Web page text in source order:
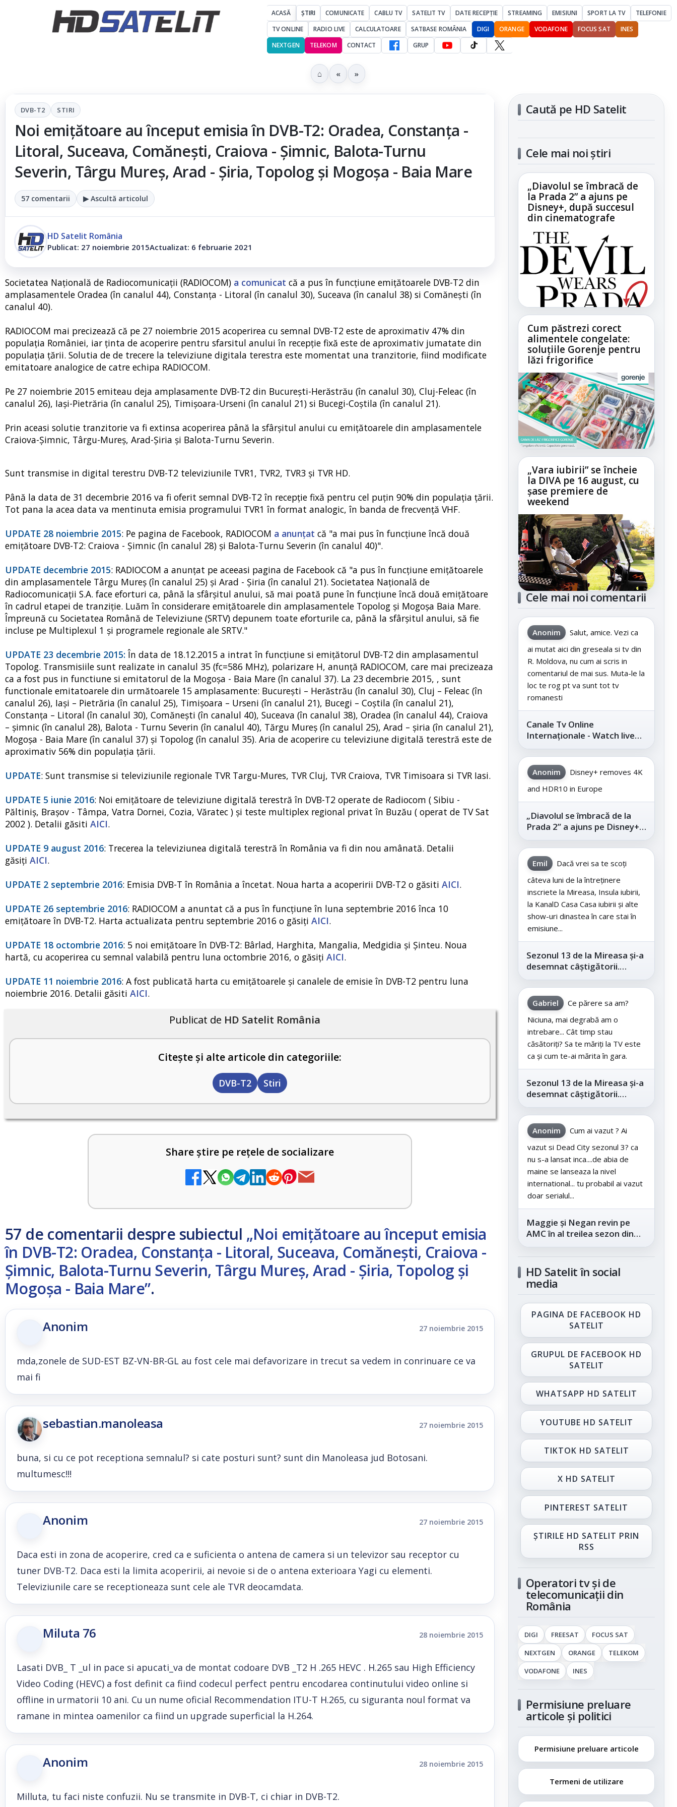
ACASĂ ȘTIRI COMUNICATE CABLU TV SATELIT TV DATE RECEPȚIE STREAMING EMISIUNI SPORT LA TV
TELEFONIE
TV ONLINE
RADIO LIVE CALCULATOARE SATBASE ROMÂNIA DIGI ORANGE VODAFONE FOCUS SAT
INES
NEXTGEN
TELEKOM CONTACT GRUP
⌂ « »
DVB-T2 STIRI
Noi emițătoare au început emisia în DVB-T2: Oradea, Constanţa -
Litoral, Suceava, Comăneşti, Craiova - Şimnic, Balota-Turnu
Severin, Târgu Mureş, Arad - Şiria, Topolog și Mogoşa - Baia Mare
57 comentarii ▶ Ascultă articolul
HD Satelit România
Publicat: 27 noiembrie 2015Actualizat: 6 februarie 2021
Societatea Naţională de Radiocomunicaţii (RADIOCOM) a comunicat că a pus în funcţiune emiţătoarele DVB-T2 din
amplasamentele Oradea (în canalul 44), Constanţa - Litoral (în canalul 30), Suceava (în canalul 38) si Comăneşti (în
canalul 40).
RADIOCOM mai precizează că pe 27 noiembrie 2015 acoperirea cu semnal DVB-T2 este de aproximativ 47% din
populaţia României, iar ţinta de acoperire pentru sfarsitul anului în recepţie fixă este de aproximativ jumatate din
populaţia țării. Solutia de de trecere la televiziune digitala terestra este momentat una tranzitorie, fiind modificate
emitatoare analogice de catre echipa RADIOCOM.
Pe 27 noiembrie 2015 emiteau deja amplasamente DVB-T2 din Bucureşti-Herăstrău (în canalul 30), Cluj-Feleac (în
canalul 26), Iaşi-Pietrăria (în canalul 25), Timişoara-Urseni (în canalul 21) si Bucegi-Coştila (în canalul 21).
Prin aceasi solutie tranzitorie va fi extinsa acoperirea până la sfârşitul anului cu emiţătoarele din amplasamentele
Craiova-Şimnic, Târgu-Mureş, Arad-Şiria şi Balota-Turnu Severin.
Sunt transmise in digital terestru DVB-T2 televiziunile TVR1, TVR2, TVR3 şi TVR HD.
Până la data de 31 decembrie 2016 va fi oferit semnal DVB-T2 în recepţie fixă pentru cel puţin 90% din populaţia ţării.
Tot pana la acea data va mentinuta emisia programului TVR1 în format analogic, în banda de frecvenţă VHF.
UPDATE 28 noiembrie 2015: Pe pagina de Facebook, RADIOCOM a anunțat că "a mai pus în funcțiune încă două
emițătoare DVB-T2: Craiova - Şimnic (în canalul 28) și Balota-Turnu Severin (în canalul 40)".
UPDATE decembrie 2015: RADIOCOM a anunțat pe aceeasi pagina de Facebook că "a pus în funcțiune emițătoarele
din amplasamentele Târgu Mureş (în canalul 25) și Arad - Şiria (în canalul 21). Societatea Națională de
Radiocomunicații S.A. face eforturi ca, până la sfârșitul anului, să mai poată pune în funcțiune încă două emițătoare
în cadrul etapei de tranziție. Luăm în considerare emiţătoarele din amplasamentele Topolog şi Mogoşa Baia Mare.
Împreună cu Societatea Română de Televiziune (SRTV) depunem toate eforturile ca, până la sfârșitul anului, să fie
incluse pe Multiplexul 1 și programele regionale ale SRTV."
UPDATE 23 decembrie 2015:În data de 18.12.2015 a intrat în funcţiune si emiţătorul DVB-T2 din amplasamentul
Topolog. Transmisiile sunt realizate in canalul 35 (fc=586 MHz), polarizare H, anunță RADIOCOM, care mai precizeaza
ca a fost pus in functiune si emitatorul de la Mogoşa - Baia Mare (în canalul 37). La 23 decembrie 2015, , sunt
functionale emitatoarele din următoarele 15 amplasamente: Bucureşti – Herăstrău (în canalul 30), Cluj – Feleac (în
canalul 26), Iaşi – Pietrăria (în canalul 25), Timişoara – Urseni (în canalul 21), Bucegi – Coştila (în canalul 21),
Constanţa – Litoral (în canalul 30), Comăneşti (în canalul 40), Suceava (în canalul 38), Oradea (în canalul 44), Craiova
– şimnic (în canalul 28), Balota - Turnu Severin (în canalul 40), Tărgu Mureş (în canalul 25), Arad – şiria (în canalul 21),
Mogoşa - Baia Mare (în canalul 37) şi Topolog (în canalul 35). Aria de acoperire cu televiziune digitală terestră este de
aproximativ 56% din populaţia ţării.
UPDATE: Sunt transmise si televiziunile regionale TVR Targu-Mures, TVR Cluj, TVR Craiova, TVR Timisoara si TVR Iasi.
UPDATE 5 iunie 2016: Noi emițătoare de televiziune digitală terestră în DVB-T2 operate de Radiocom ( Sibiu -
Păltiniş, Braşov - Tâmpa, Vatra Dornei, Cozia, Văratec ) și teste multiplex regional privat în Buzău ( operat de TV Sat
2002 ). Detalii găsiti AICI.
UPDATE 9 august 2016: Trecerea la televiziunea digitală terestră în România va fi din nou amânată. Detalii
găsiți AICI.
UPDATE 2 septembrie 2016: Emisia DVB-T în România a încetat. Noua harta a acoperirii DVB-T2 o găsiti AICI.
UPDATE 26 septembrie 2016: RADIOCOM a anuntat că a pus în funcțiune în luna septembrie 2016 înca 10
emițătoare în DVB-T2. Harta actualizata pentru septembrie 2016 o găsiți AICI.
UPDATE 18 octombrie 2016: 5 noi emițătoare în DVB-T2: Bârlad, Harghita, Mangalia, Medgidia și Șinteu. Noua
hartă, cu acoperirea cu semnal valabilă pentru luna octombrie 2016, o găsiți AICI.
UPDATE 11 noiembrie 2016: A fost publicată harta cu emițătoarele și canalele de emisie în DVB-T2 pentru luna
noiembrie 2016. Detalii găsiti AICI.
Publicat de HD Satelit România
Citește și alte articole din categoriile:
DVB-T2 Stiri
Share știre pe rețele de socializare
57 de comentarii despre subiectul „Noi emițătoare au început emisia
în DVB-T2: Oradea, Constanţa - Litoral, Suceava, Comăneşti, Craiova -
Şimnic, Balota-Turnu Severin, Târgu Mureş, Arad - Şiria, Topolog și
Mogoşa - Baia Mare”.
Anonim 27 noiembrie 2015
mda,zonele de SUD-EST BZ-VN-BR-GL au fost cele mai defavorizare in trecut sa vedem in conrinuare ce va
mai fi
sebastian.manoleasa 27 noiembrie 2015
buna, si cu ce pot receptiona semnalul? si cate posturi sunt? sunt din Manoleasa jud Botosani.
multumesc!!!
Anonim 27 noiembrie 2015
Daca esti in zona de acoperire, cred ca e suficienta o antena de camera si un televizor sau receptor cu
tuner DVB-T2. Daca esti la limita acoperirii, ai nevoie si de o antena exterioara Yagi cu elementi.
Televiziunile care se receptioneaza sunt cele ale TVR deocamdata.
Miluta 76 28 noiembrie 2015
Lasati DVB_ T _ul in pace si apucati_va de montat codoare DVB _T2 H .265 HEVC . H.265 sau High Efficiency
Video Coding (HEVC) a fost definit ca fiind codecul perfect pentru encodarea continutului video online si
offline in urmatorii 10 ani. Cu un nume oficial Recommendation ITU-T H.265, cu siguranta noul format va
ramane in mintea oamenilor ca fiind un upgrade superficial la H.264.
Anonim 28 noiembrie 2015
Milluta, tu faci niste confuzii. Nu se transmite in DVB-T, ci chiar in DVB-T2.
Caută pe HD Satelit
Cele mai noi știri
„Diavolul se îmbracă de
la Prada 2” a ajuns pe
Disney+, după succesul
din cinematografe
Cum păstrezi corect
alimentele congelate:
soluțiile Gorenje pentru
lăzi frigorifice
„Vara iubirii” se încheie
la DIVA pe 16 august, cu
șase premiere de
weekend
Cele mai noi comentarii
Anonim
Salut, amice. Vezi ca
ai mutat aici din greseala si tv din
R. Moldova, nu cum ai scris in
comentariul de mai sus. Muta-le la
loc te rog pt va sunt tot tv
romanesti
Canale Tv Online
Internaționale - Watch live
channels legally
Anonim
Disney+ removes 4K
and HDR10 in Europe
„Diavolul se îmbracă de la
Prada 2” a ajuns pe Disney+,
după succesul din
cinematografe
Emil
Dacă vrei sa te scoți
câteva luni de la întreținere
inscriete la Mireasa, Insula iubirii,
la KanalD Casa Casa iubirii și alte
show-uri dinastea în care stai în
emisiune...
Sezonul 13 de la Mireasa și-a
desemnat câștigătorii.
Telespectatorii au decis care
este...
Gabriel
Ce părere sa am?
Niciuna, mai degrabă am o
intrebare... Cât timp stau
căsătoriți? Sa te măriți la TV este
ca și cum te-ai mărita în gara.
Sezonul 13 de la Mireasa și-a
desemnat câștigătorii.
Telespectatorii au decis care
este...
Anonim
Cum ai vazut ? Ai
vazut si Dead City sezonul 3? ca
nu s-a lansat inca....de abia de
maine se lanseaza la nivel
international... tu probabil ai vazut
doar serialul...
Maggie și Negan revin pe
AMC în al treilea sezon din
„The Walking Dead: Dead
HD Satelit în social
media
PAGINA DE FACEBOOK HD
SATELIT
GRUPUL DE FACEBOOK HD
SATELIT
WHATSAPP HD SATELIT
YOUTUBE HD SATELIT
TIKTOK HD SATELIT
X HD SATELIT
PINTEREST SATELIT
ȘTIRILE HD SATELIT PRIN
RSS
Operatori tv și de
telecomunicații din
România
DIGI FREESAT
FOCUS SAT
NEXTGEN
ORANGE
TELEKOM
VODAFONE
INES
Permisiune preluare
articole și politici
Permisiune preluare articole
Termeni de utilizare